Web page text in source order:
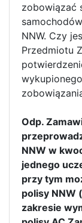
zobowiązać
NNW. Czy
Przedmiotu
Odp.
NNW w
jednego
przy tym
polisy NNW
zakresie